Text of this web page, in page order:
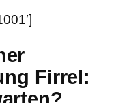
Firrel: